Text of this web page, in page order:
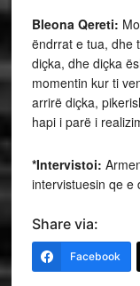
Bleona Qereti:
ëndrrat e tua, dhe
diçka, dhe diçka
momentin kur ti
arrirë diçka,
hapi i parë i
*Intervistoi:
intervistuesin qe e
Share via:
Facebook